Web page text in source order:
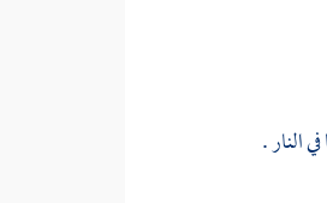
النار .